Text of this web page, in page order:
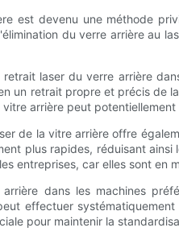
est devenu une méthode
du verre arrière au
retrait laser du verre arrière
un retrait propre et précis de
arrière peut
de la vitre arrière offre
plus rapides, réduisant
entreprises, car elles sont en
dans les machines
effectuer
pour maintenir la